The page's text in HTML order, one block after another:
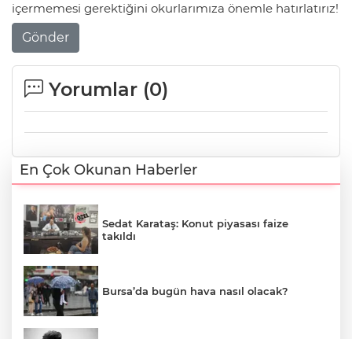
içermemesi gerektiğini okurlarımıza önemle hatırlatırız!
Gönder
Yorumlar (0)
En Çok Okunan Haberler
Sedat Karataş: Konut piyasası faize
takıldı
Bursa’da bugün hava nasıl olacak?